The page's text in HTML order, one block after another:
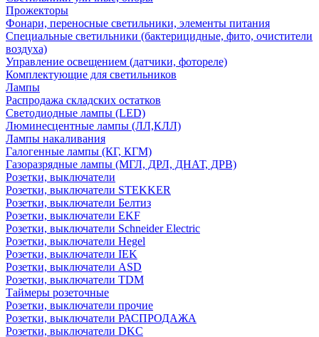
Прожекторы
Фонари, переносные светильники, элементы питания
Специальные светильники (бактерицидные, фито, очистители
воздуха)
Управление освещением (датчики, фотореле)
Комплектующие для светильников
Лампы
Распродажа складских остатков
Светодиодные лампы (LED)
Люминесцентные лампы (ЛЛ,КЛЛ)
Лампы накаливания
Галогенные лампы (КГ, КГМ)
Газоразрядные лампы (МГЛ, ДРЛ, ДНАТ, ДРВ)
Розетки, выключатели
Розетки, выключатели STEKKER
Розетки, выключатели Белтиз
Розетки, выключатели EKF
Розетки, выключатели Schneider Electric
Розетки, выключатели Hegel
Розетки, выключатели IEK
Розетки, выключатели ASD
Розетки, выключатели TDM
Таймеры розеточные
Розетки, выключатели прочие
Розетки, выключатели РАСПРОДАЖА
Розетки, выключатели DKC